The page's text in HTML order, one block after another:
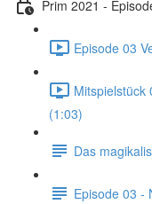
Prim 2021 -
Episode 03
Mitspielstück
(1:03)
Das
Episode 03 -